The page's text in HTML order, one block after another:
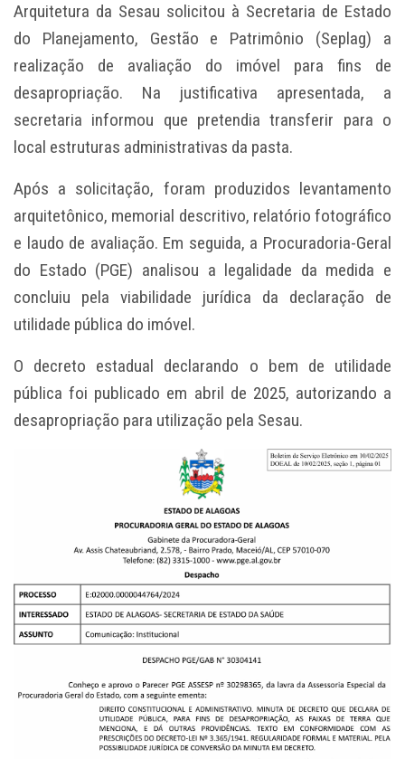
Arquitetura da Sesau solicitou à Secretaria de Estado
do Planejamento, Gestão e Patrimônio (Seplag) a
realização de avaliação do imóvel para fins de
desapropriação. Na justificativa apresentada, a
secretaria informou que pretendia transferir para o
local estruturas administrativas da pasta.
Após a solicitação, foram produzidos levantamento
arquitetônico, memorial descritivo, relatório fotográfico
e laudo de avaliação. Em seguida, a Procuradoria-Geral
do Estado (PGE) analisou a legalidade da medida e
concluiu pela viabilidade jurídica da declaração de
utilidade pública do imóvel.
O decreto estadual declarando o bem de utilidade
pública foi publicado em abril de 2025, autorizando a
desapropriação para utilização pela Sesau.